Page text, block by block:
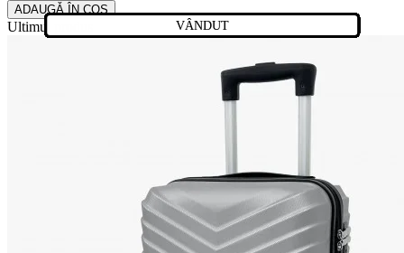
ADAUGǍ ÎN COȘ
Ultimul produs